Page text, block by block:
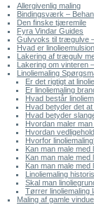
Allergivenlig maling
Bindingsværk –
Den finske tjæremile
Fyra Vindar Guides
Gulvvoks til trægulve
Hvad er
Lakering af trægulv
Lakering om vinteren
Linoliemaling
Er det rigtigt at
Er linoliemaling
Hvad består
Hvad betyder det
Hvad betyder
Hvordan maler
Hvordan
Hvorfor
Kan man male med
Kan man male med
Kan man male med
Linoliemaling
Skal man
Tørrer linoliemaling
Maling af gamle